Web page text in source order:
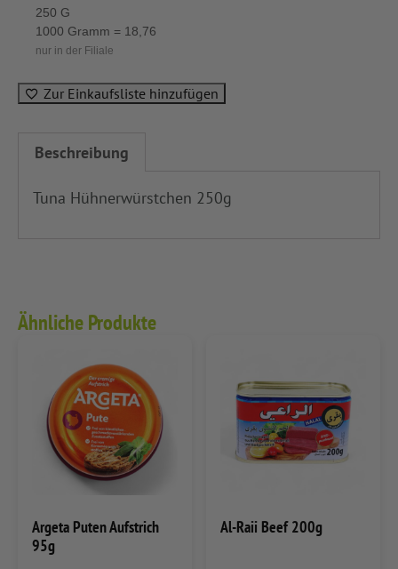
250 G
1000 Gramm = 18,76
nur in der Filiale
Zur Einkaufsliste hinzufügen
Beschreibung
Tuna Hühnerwürstchen 250g
Ähnliche Produkte
Argeta Puten Aufstrich
95g
Al-Raii Beef 200g